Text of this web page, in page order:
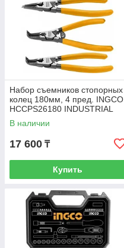
Набор съемников стопорных
колец 180мм, 4 пред. INGCO
HCCPS26180 INDUSTRIAL
В наличии
17 600 ₸
Купить